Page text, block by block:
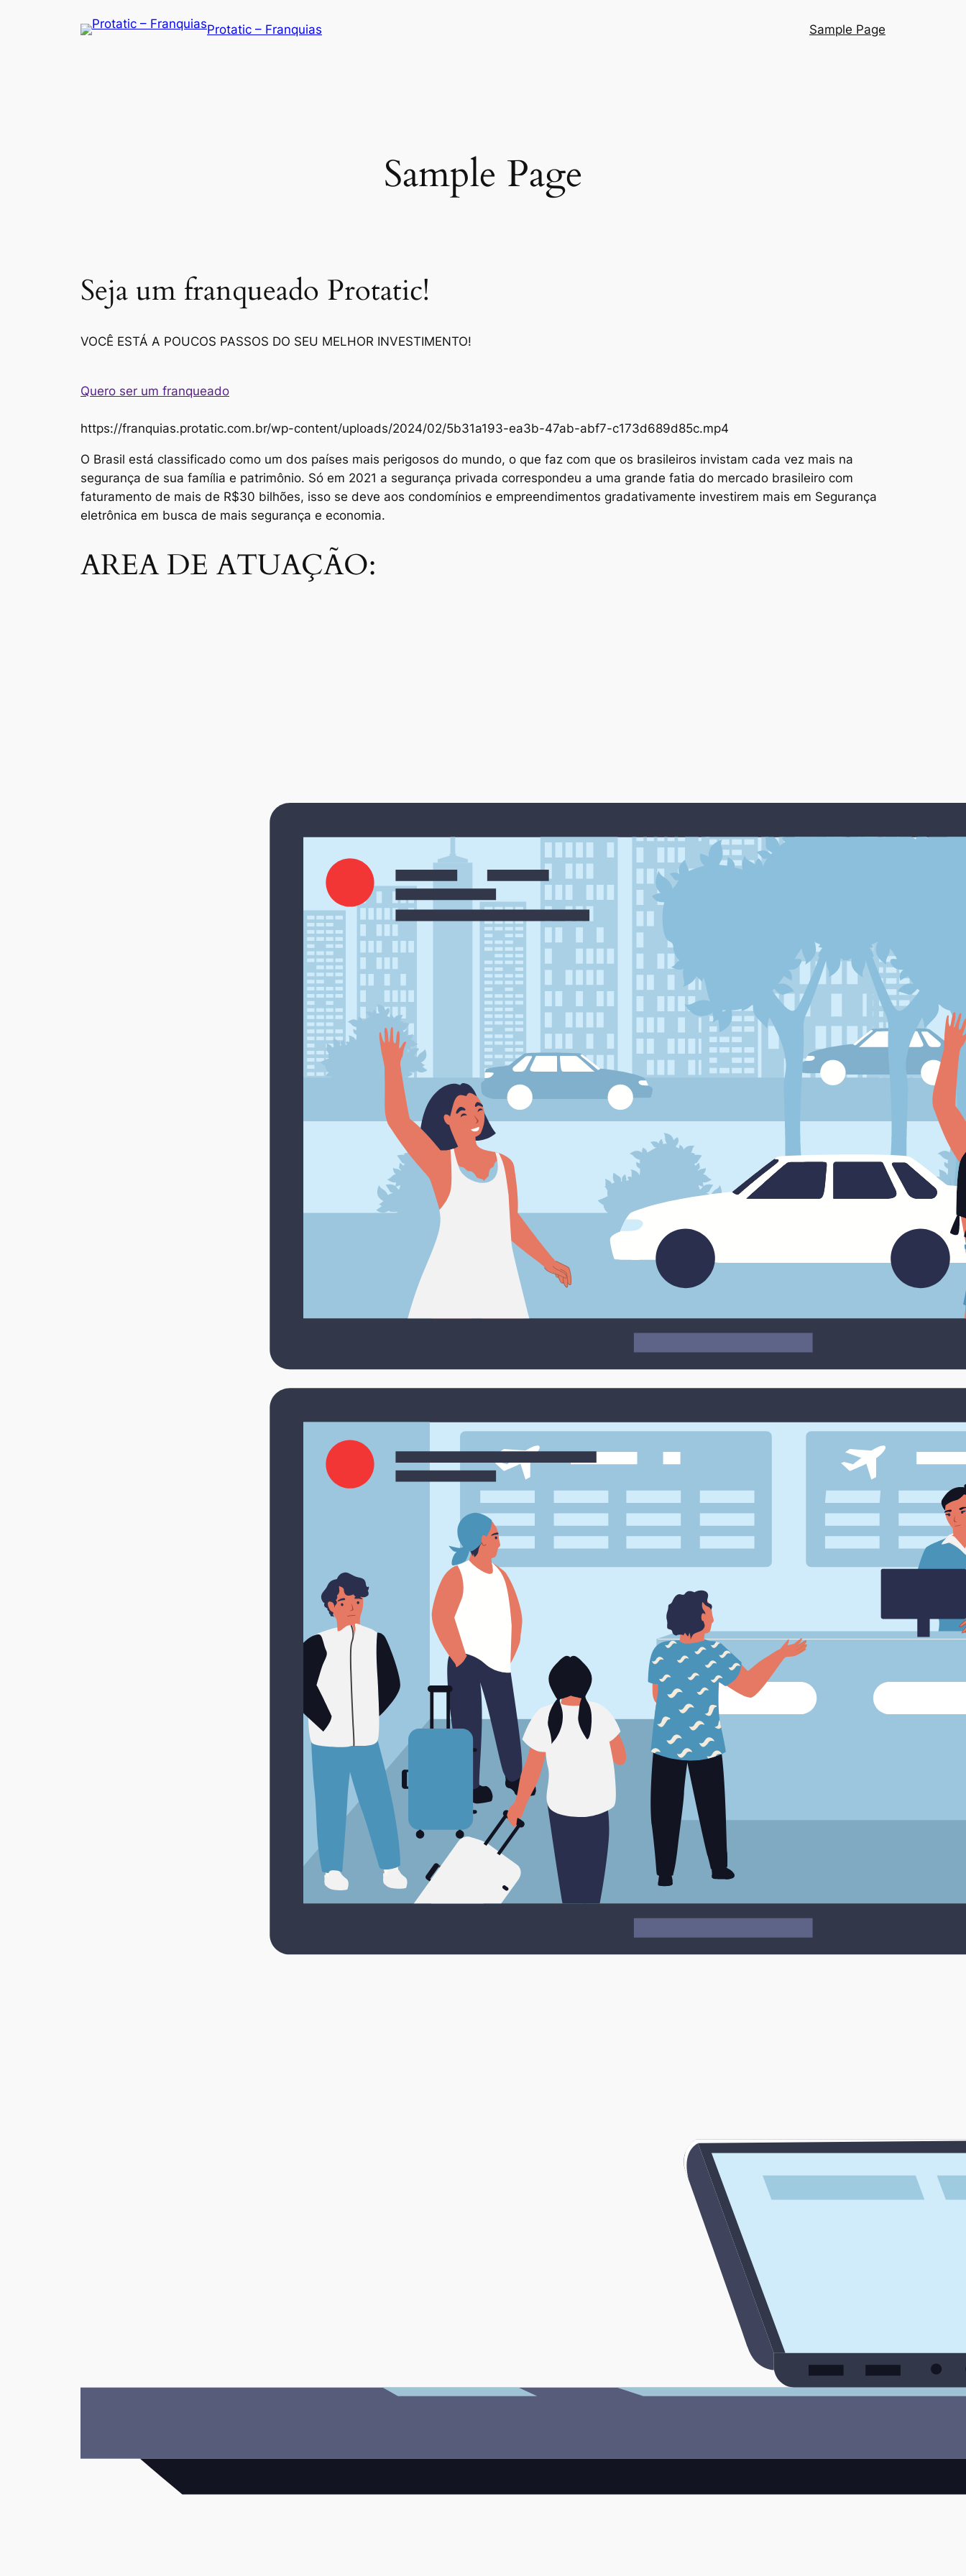
Protatic – Franquias Sample Page
Sample Page
Seja um franqueado Protatic!
VOCÊ ESTÁ A POUCOS PASSOS DO SEU MELHOR INVESTIMENTO!
Quero ser um franqueado
https://franquias.protatic.com.br/wp-content/uploads/2024/02/5b31a193-ea3b-47ab-abf7-c173d689d85c.mp4
O Brasil está classificado como um dos países mais perigosos do mundo, o que faz com que os brasileiros invistam cada vez mais na
segurança de sua família e patrimônio. Só em 2021 a segurança privada correspondeu a uma grande fatia do mercado brasileiro com
faturamento de mais de R$30 bilhões, isso se deve aos condomínios e empreendimentos gradativamente investirem mais em Segurança
eletrônica em busca de mais segurança e economia.
AREA DE ATUAÇÃO: